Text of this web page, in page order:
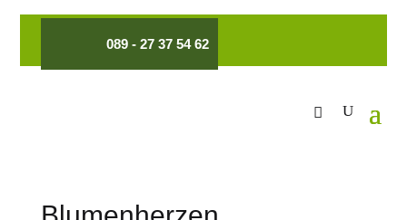
089 - 27 37 54 62